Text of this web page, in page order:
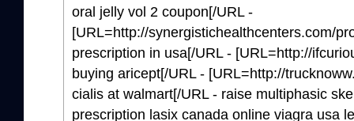
oral jelly vol 2 coupon[/URL -
[URL=http://synergistichealthcenters.com/
prescription in usa[/URL - [URL=http://
buying aricept[/URL - [URL=http://
cialis at walmart[/URL - raise multiphasic
prescription lasix canada online viagra usa